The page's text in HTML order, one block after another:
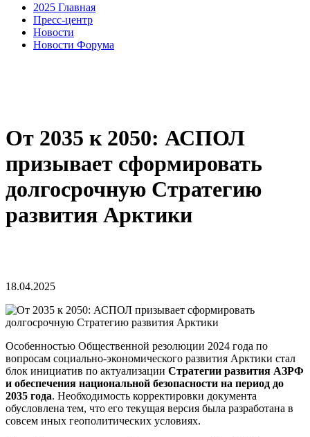
2025 Главная
Пресс-центр
Новости
Новости Форума
От 2035 к 2050: АСПОЛ
призывает сформировать
долгосрочную Стратегию
развития Арктики
18.04.2025
Особенностью Общественной резолюции 2024 года по
вопросам социально-экономического развития Арктики стал
блок инициатив по актуализации Стратегии развития АЗРФ
и обеспечения национальной безопасности на период до
2035 года. Необходимость корректировки документа
обусловлена тем, что его текущая версия была разработана в
совсем иных геополитических условиях.